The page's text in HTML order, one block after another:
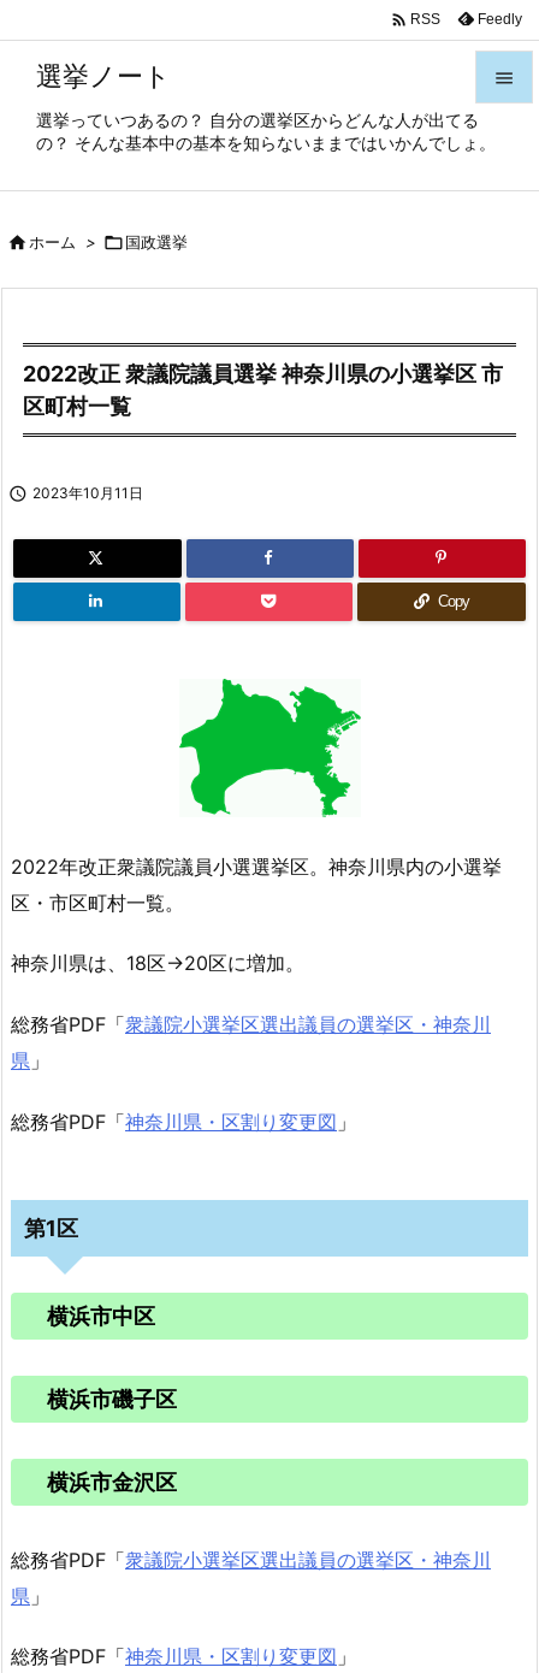
選挙ノート
選挙っていつあるの？ 自分の選挙区からどんな人が出てる
の？ そんな基本中の基本を知らないままではいかんでしょ。



 RSS Feedly
ホーム > 国政選挙
2022改正 衆議院議員選挙 神奈川県の小選挙区 市
区町村一覧
 2023年10月11日
Copy
2022年改正衆議院議員小選選挙区。神奈川県内の小選挙
区・市区町村一覧。
神奈川県は、18区→20区に増加。
総務省PDF「衆議院小選挙区選出議員の選挙区・神奈川
県 」
総務省PDF「神奈川県・区割り変更図 」
第1区
横浜市中区
横浜市磯子区
横浜市金沢区
総務省PDF「衆議院小選挙区選出議員の選挙区・神奈川
県 」
総務省PDF「神奈川県・区割り変更図 」